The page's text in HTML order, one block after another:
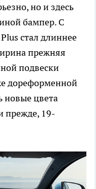
но и здесь
бампер. С
стал длиннее
прежняя
подвески
дореформенной
новые цвета
прежде, 19-